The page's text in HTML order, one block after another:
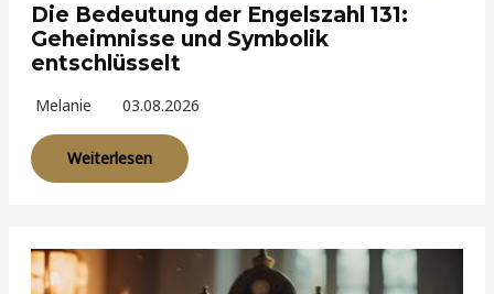
Die Bedeutung der Engelszahl 131:
Geheimnisse und Symbolik
entschlüsselt
Melanie 03.08.2026
Weiterlesen